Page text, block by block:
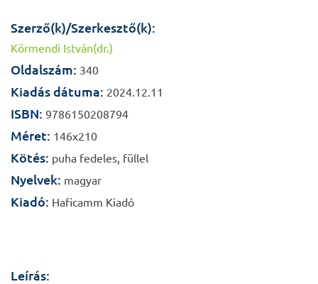
Szerző(k)/Szerkesztő(k):
Körmendi István(dr.)
Oldalszám: 340
Kiadás dátuma: 2024.12.11
ISBN: 9786150208794
Méret: 146x210
Kötés: puha fedeles, füllel
Nyelvek: magyar
Kiadó: Haficamm Kiadó
Leírás: